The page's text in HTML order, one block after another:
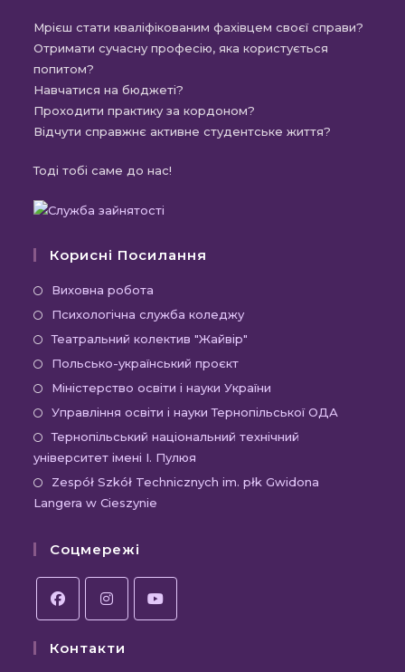
Мрієш стати кваліфікованим фахівцем своєї справи?
Отримати сучасну професію, яка користується
попитом?
Навчатися на бюджеті?
Проходити практику за кордоном?
Відчути справжнє активне студентське життя?
Тоді тобі саме до нас!
Корисні Посилання
Виховна робота
в
новій
вкладці
Психологічна служба коледжуВідкриється
в
вкладці
Театральний колектив "Жайвір"
новій
вкладці
Польсько-український проєктВідкриється
в
новій
вкладці
Міністерство освіти і науки України
в
новій
Управління освіти і науки Тернопільської ОДА
Тернопільський національний технічний
університет імені І. Пулюя
Zespół Szkół Technicznych im. płk Gwidona
Langera w Cieszynie
Соцмережі
в
в
Контакти